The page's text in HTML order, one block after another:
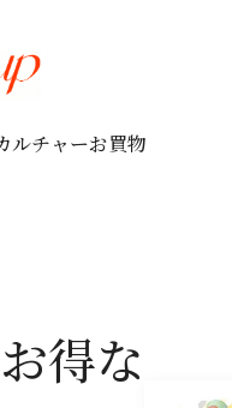
ルチャーお買物
得な